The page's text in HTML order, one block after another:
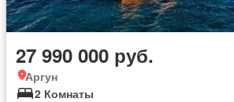
27 990 000 руб.
Аргун
2 Комнаты